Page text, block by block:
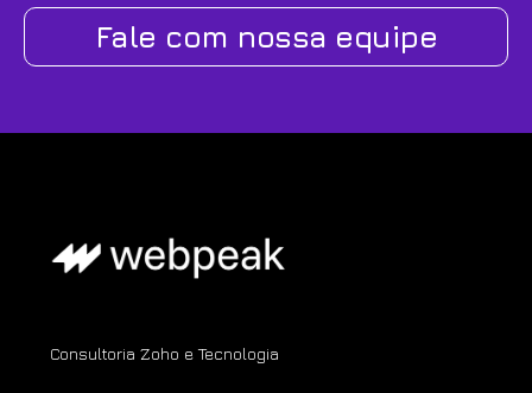
Fale com nossa equipe
Consultoria Zoho e Tecnologia